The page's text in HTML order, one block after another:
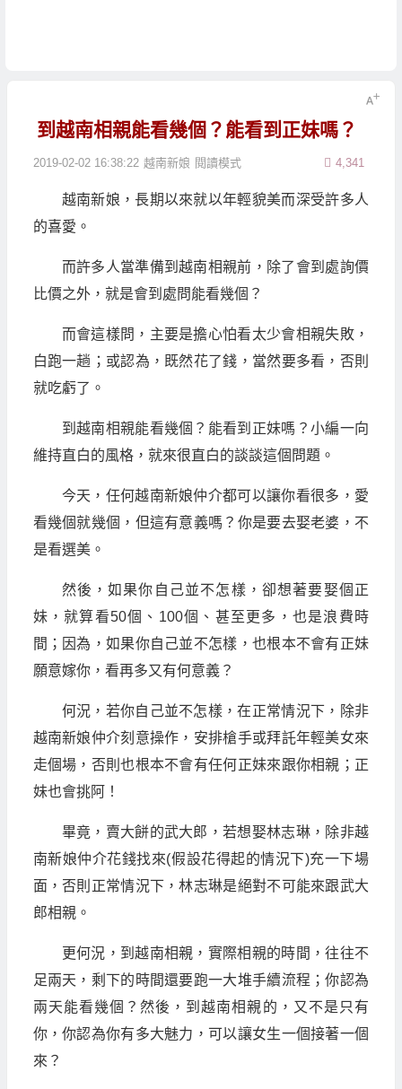
到越南相親能看幾個？能看到正妹嗎？
2019-02-02 16:38:22 越南新娘 4,341
閱讀模式
越南新娘，長期以來就以年輕貌美而深受許多人
的喜愛。
而許多人當準備到越南相親前，除了會到處詢價
比價之外，就是會到處問能看幾個？
而會這樣問，主要是擔心怕看太少會相親失敗，
白跑一趟；或認為，既然花了錢，當然要多看，否則
就吃虧了。
到越南相親能看幾個？能看到正妹嗎？小編一向
維持直白的風格，就來很直白的談談這個問題。
今天，任何越南新娘仲介都可以讓你看很多，愛
看幾個就幾個，但這有意義嗎？你是要去娶老婆，不
是看選美。
然後，如果你自己並不怎樣，卻想著要娶個正
妹，就算看50個、100個、甚至更多，也是浪費時
間；因為，如果你自己並不怎樣，也根本不會有正妹
願意嫁你，看再多又有何意義？
何況，若你自己並不怎樣，在正常情況下，除非
越南新娘仲介刻意操作，安排槍手或拜託年輕美女來
走個場，否則也根本不會有任何正妹來跟你相親；正
妹也會挑阿！
畢竟，賣大餅的武大郎，若想娶林志琳，除非越
南新娘仲介花錢找來(假設花得起的情況下)充一下場
面，否則正常情況下，林志琳是絕對不可能來跟武大
郎相親。
更何況，到越南相親，實際相親的時間，往往不
足兩天，剩下的時間還要跑一大堆手續流程；你認為
兩天能看幾個？然後，到越南相親的，又不是只有
你，你認為你有多大魅力，可以讓女生一個接著一個
來？